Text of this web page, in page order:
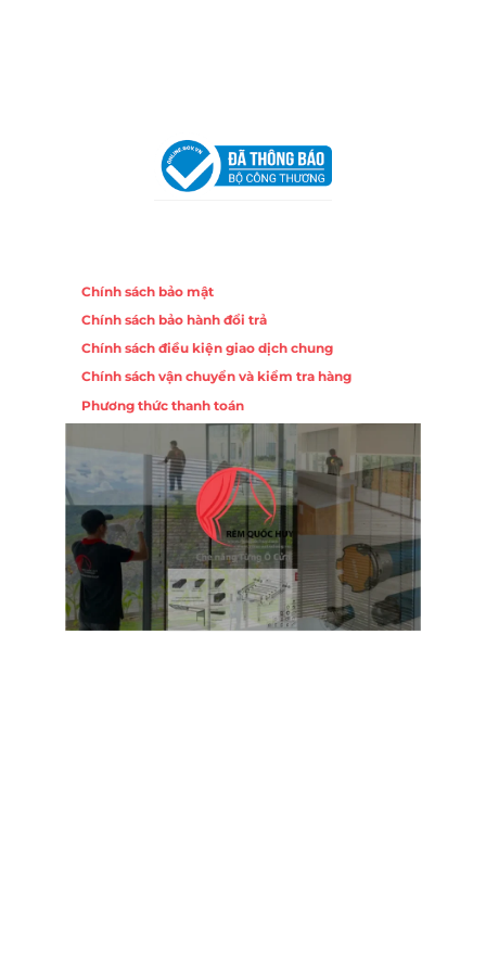
Chính sách bảo mật
Chính sách bảo hành đổi trả
Chính sách điều kiện giao dịch chung
Chính sách vận chuyển và kiểm tra hàng
Phương thức thanh toán